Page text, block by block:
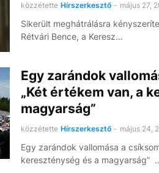
közzétette Hírszerkesztő - május 27,
Sikerült meghátrálásra
Rétvári Bence, a Keresz…
Egy zarándok
„Két értékem van, a
magyarság”
közzétette Hírszerkesztő - május 24,
Egy zarándok vallomása a
kereszténység és a magyarság”